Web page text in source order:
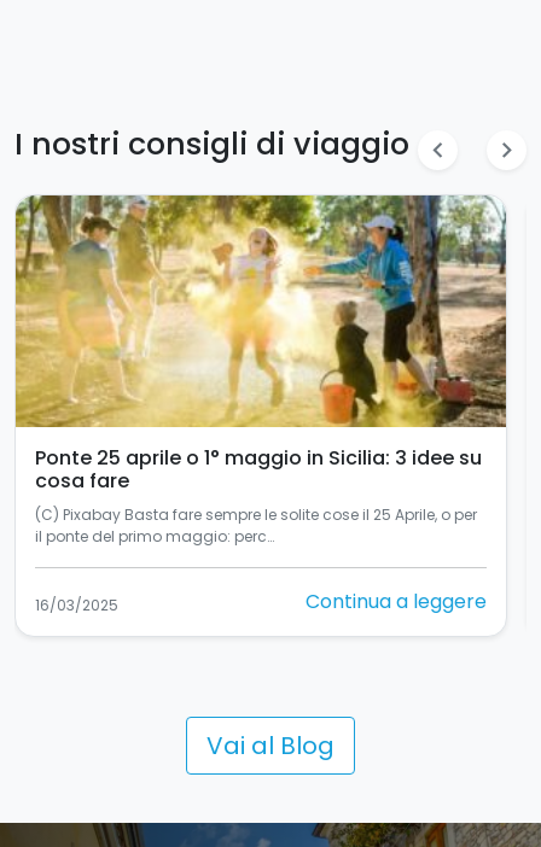
I nostri consigli di viaggio chevron_left chevron_right
Turismo accessibile in Sicilia: un’esperienza
per tutti
Turismo accessibile in Sicilia: un’esperienza per tutti La
Sicilia, si sa, è una terra in…
11/03/2025 Continua a leggere
Vai al Blog